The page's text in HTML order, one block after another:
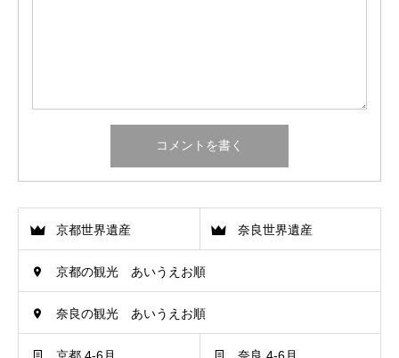
京都世界遺産 奈良世界遺産
京都の観光 あいうえお順
奈良の観光 あいうえお順
京都 4-6月 奈良 4-6月